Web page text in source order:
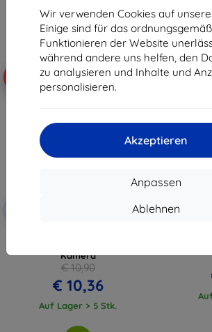
Wir verwenden Cookies auf
Einige sind für das
Funktionieren der Website
während andere uns helfen, den
zu analysieren und Inhalte und
personalisieren.
Akzeptieren
Anpassen
Ablehnen
SMART5
Kamera
€ 10,90
€ 10,36
Auf Lager > 5 Stk.
-5%
-5%